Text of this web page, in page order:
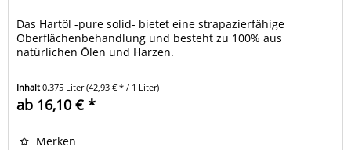
Das Hartöl -pure solid- bietet eine strapazierfähige
Oberflächenbehandlung und besteht zu 100% aus
natürlichen Ölen und Harzen.
Inhalt0.375 Liter(42,93 € * / 1 Liter)
ab 16,10 € *
Merken